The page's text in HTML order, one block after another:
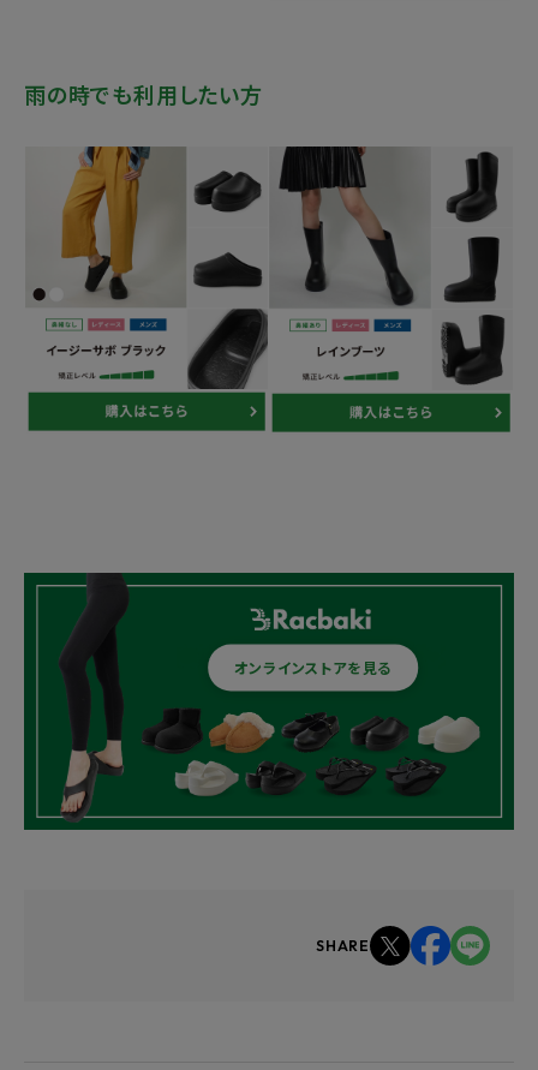
雨の時でも利用したい方
オンラインストアを見る
SHARE